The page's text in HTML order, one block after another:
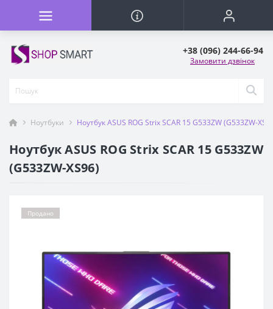
+38 (096) 244-66-94
Замовити дзвінок
Ноутбуки Ноутбук ASUS ROG Strix SCAR 15 G533ZW (G533ZW-
Ноутбук ASUS ROG Strix SCAR 15 G533ZW
(G533ZW-XS96)
Продано